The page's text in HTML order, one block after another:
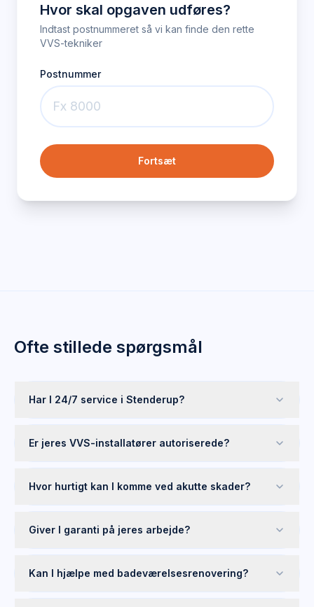
Hvor skal opgaven udføres?
Indtast postnummeret så vi kan finde den rette
VVS-tekniker
Postnummer
Fortsæt
Ofte stillede spørgsmål
Har I 24/7 service i Stenderup?
Er jeres VVS-installatører autoriserede?
Hvor hurtigt kan I komme ved akutte skader?
Giver I garanti på jeres arbejde?
Kan I hjælpe med badeværelsesrenovering?